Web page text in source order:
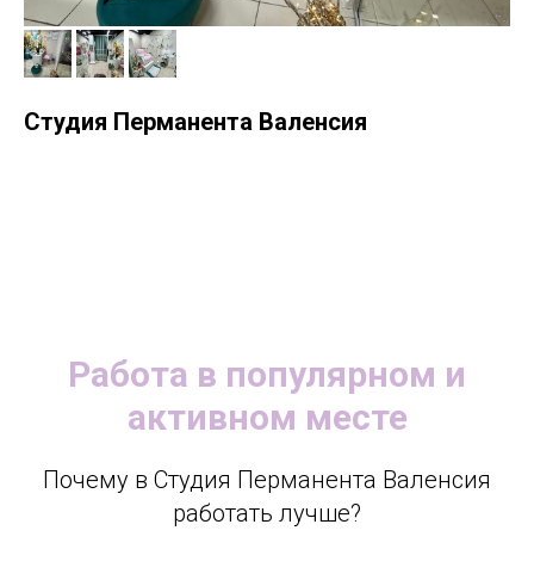
Студия Перманента Валенсия
Работа в популярном и
активном месте
Почему в Студия Перманента Валенсия
работать лучше?